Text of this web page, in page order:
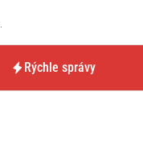
Rýchle správy